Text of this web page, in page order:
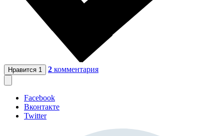
Нравится 1 2 комментария
Facebook
Вконтакте
Twitter